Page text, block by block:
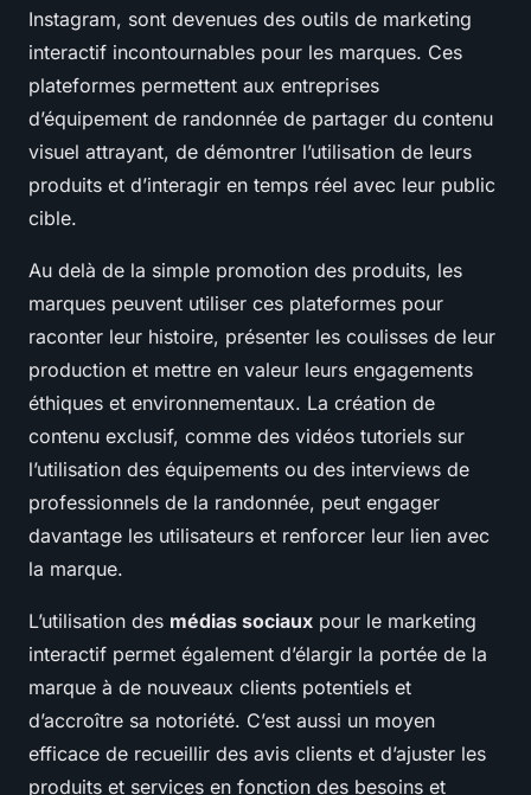
Instagram, sont devenues des outils de marketing
interactif incontournables pour les marques. Ces
plateformes permettent aux entreprises
d’équipement de randonnée de partager du contenu
visuel attrayant, de démontrer l’utilisation de leurs
produits et d’interagir en temps réel avec leur public
cible.
Au delà de la simple promotion des produits, les
marques peuvent utiliser ces plateformes pour
raconter leur histoire, présenter les coulisses de leur
production et mettre en valeur leurs engagements
éthiques et environnementaux. La création de
contenu exclusif, comme des vidéos tutoriels sur
l’utilisation des équipements ou des interviews de
professionnels de la randonnée, peut engager
davantage les utilisateurs et renforcer leur lien avec
la marque.
L’utilisation des médias sociaux pour le marketing
interactif permet également d’élargir la portée de la
marque à de nouveaux clients potentiels et
d’accroître sa notoriété. C’est aussi un moyen
efficace de recueillir des avis clients et d’ajuster les
produits et services en fonction des besoins et